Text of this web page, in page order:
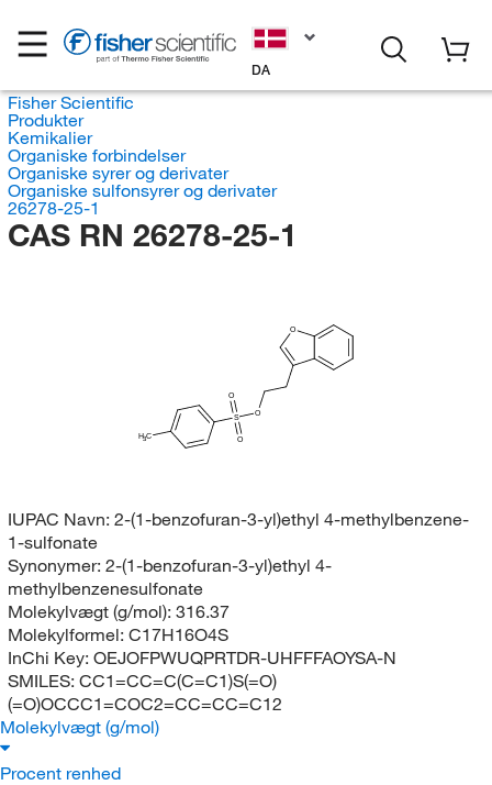
DA
Fisher Scientific
Produkter
Kemikalier
Organiske forbindelser
Organiske syrer og derivater
Organiske sulfonsyrer og derivater
26278-25-1
CAS RN 26278-25-1
H3C
S
O
O
O
O
IUPAC Navn: 2-(1-benzofuran-3-yl)ethyl 4-methylbenzene-
1-sulfonate
Synonymer: 2-(1-benzofuran-3-yl)ethyl 4-
methylbenzenesulfonate
Molekylvægt (g/mol): 316.37
Molekylformel: C17H16O4S
InChi Key: OEJOFPWUQPRTDR-UHFFFAOYSA-N
SMILES: CC1=CC=C(C=C1)S(=O)
(=O)OCCC1=COC2=CC=CC=C12
Molekylvægt (g/mol)
Procent renhed